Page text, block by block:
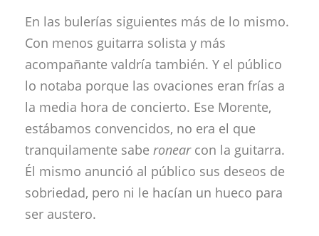
En las bulerías siguientes más de lo mismo.
Con menos guitarra solista y más
acompañante valdría también. Y el público
lo notaba porque las ovaciones eran frías a
la media hora de concierto. Ese Morente,
estábamos convencidos, no era el que
tranquilamente sabe ronearcon la guitarra.
Él mismo anunció al público sus deseos de
sobriedad, pero ni le hacían un hueco para
ser austero.